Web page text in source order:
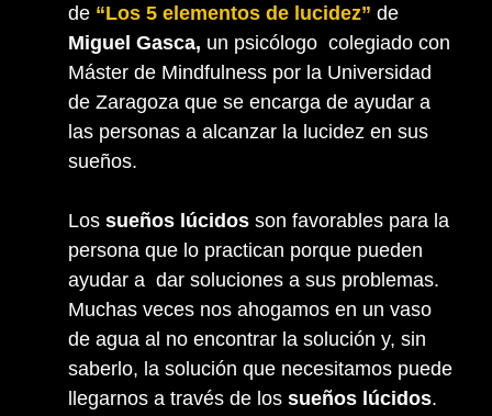
de “Los 5 elementos de lucidez” de
Miguel Gasca, un psicólogo colegiado con
Máster de Mindfulness por la Universidad
de Zaragoza que se encarga de ayudar a
las personas a alcanzar la lucidez en sus
sueños.
Los sueños lúcidos son favorables para la
persona que lo practican porque pueden
ayudar a dar soluciones a sus problemas.
Muchas veces nos ahogamos en un vaso
de agua al no encontrar la solución y, sin
saberlo, la solución que necesitamos puede
llegarnos a través de los sueños lúcidos.